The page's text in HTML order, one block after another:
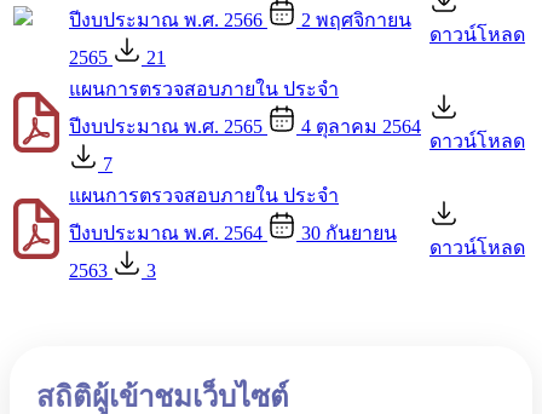
ปีงบประมาณ พ.ศ. 2566
2 พฤศจิกายน
2565
21
ดาวน์โหลด
แผนการตรวจสอบภายใน ประจำ
ปีงบประมาณ พ.ศ. 2565
4 ตุลาคม 2564
7
ดาวน์โหลด
แผนการตรวจสอบภายใน ประจำ
ปีงบประมาณ พ.ศ. 2564
30 กันยายน
2563
3
ดาวน์โหลด
สถิติผู้เข้าชมเว็บไซต์